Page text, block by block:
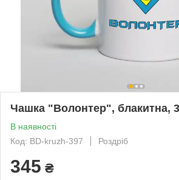
Чашка "Волонтер", блакитна,
В наявності
Код: BD-kruzh-397
Роздріб
345 ₴